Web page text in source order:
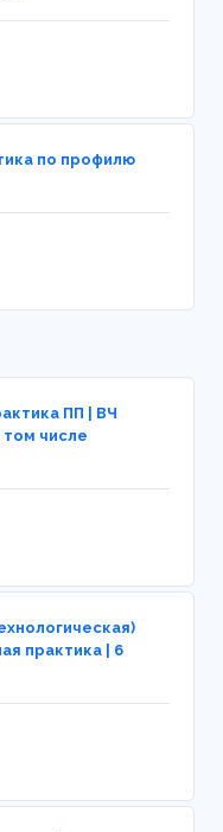
по профилю
ПП | ВЧ
том числе
практика | 6